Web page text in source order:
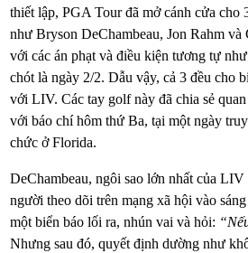
thiết lập, PGA Tour đã mở cánh cửa cho
như Bryson DeChambeau, Jon Rahm và
với các án phạt và điều kiện tương tự
chót là ngày 2/2. Dẫu vậy, cả 3 đều cho
với LIV. Các tay golf này đã chia sẻ
với báo chí hôm thứ Ba, tại một ngày
chức ở Florida.
DeChambeau, ngôi sao lớn nhất của LIV
người theo dõi trên mạng xã hội vào
một biển báo lối ra, nhún vai và hỏi:
Nhưng sau đó, quyết định dường như